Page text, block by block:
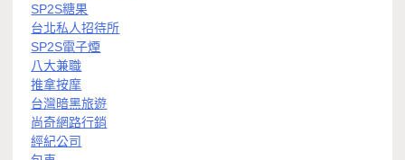
SP2S糖果
台北私人招待所
SP2S電子煙
八大兼職
推拿按摩
台灣暗黑旅遊
尚奇網路行銷
經紀公司